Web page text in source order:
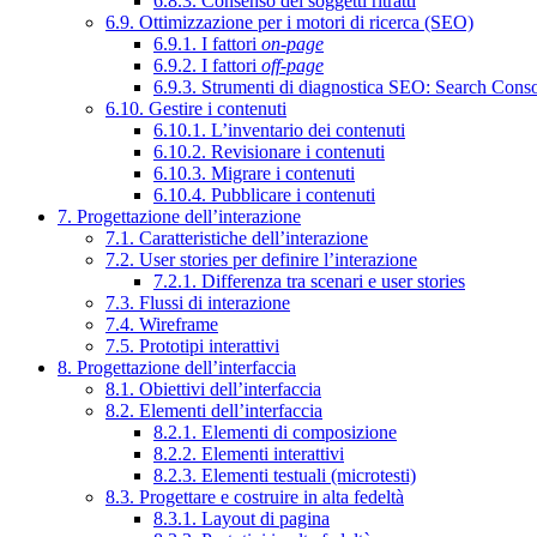
6.9. Ottimizzazione per i motori di ricerca (SEO)
6.9.1. I fattori on-page
6.9.2. I fattori off-page
6.9.3. Strumenti di diagnostica SEO: Search
6.10. Gestire i contenuti
6.10.1. L’inventario dei contenuti
6.10.2. Revisionare i contenuti
6.10.3. Migrare i contenuti
6.10.4. Pubblicare i contenuti
7. Progettazione dell’interazione
7.1. Caratteristiche dell’interazione
7.2. User stories per definire l’interazione
7.2.1. Differenza tra scenari e user stories
7.3. Flussi di interazione
7.4. Wireframe
7.5. Prototipi interattivi
8. Progettazione dell’interfaccia
8.1. Obiettivi dell’interfaccia
8.2. Elementi dell’interfaccia
8.2.1. Elementi di composizione
8.2.2. Elementi interattivi
8.2.3. Elementi testuali (microtesti)
8.3. Progettare e costruire in alta fedeltà
8.3.1. Layout di pagina